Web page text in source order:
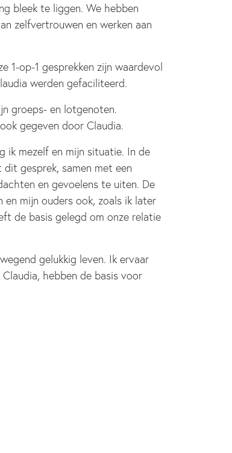
bleek te liggen. We hebben
zelfvertrouwen en werken aan
1-op-1 gesprekken zijn waardevol
werden gefaciliteerd.
groeps- en lotgenoten.
gegeven door Claudia.
ik mezelf en mijn situatie. In de
gesprek, samen met een
en gevoelens te uiten. De
mijn ouders ook, zoals ik later
de basis gelegd om onze relatie
gelukkig leven. Ik ervaar
hebben de basis voor